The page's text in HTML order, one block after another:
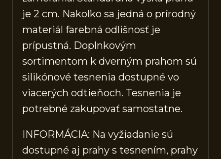
je 2 cm. Nakoľko sa jedná o prírodný
materiál farebná odlišnosť je
prípustná. Doplnkovým
sortimentom k dverným prahom sú
silikónové tesnenia dostupné vo
viacerých odtieňoch. Tesnenia je
potrebné zakupovať samostatne.
INFORMÁCIA: Na vyžiadanie sú
dostupné aj prahy s tesnením, prahy